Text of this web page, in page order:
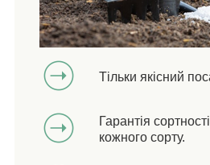
Тільки якісний
Гарантія
кожного сорту.